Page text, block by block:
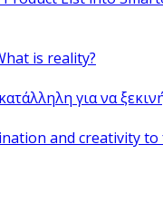
is reality?
για να
and creativity to